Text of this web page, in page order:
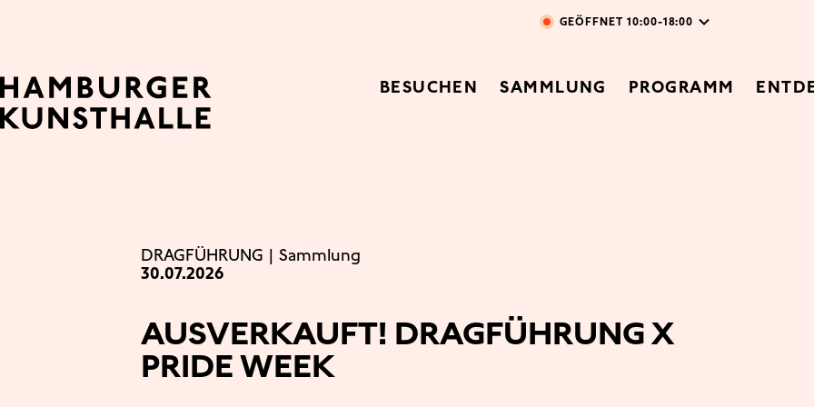
Direkt zum Inhalt
Top Navigation
BESUCHEN SAMMLUNG PROGRAMM
GEÖFFNET 10:00-18:00
DRAGFÜHRUNG | Sammlung
30.07.2026
AUSVERKAUFT! DRAGFÜHRUNG X
PRIDE WEEK